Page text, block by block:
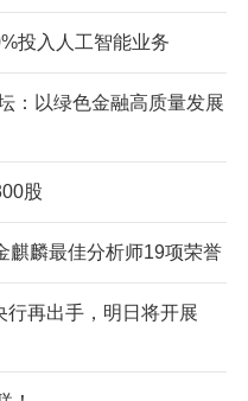
投入人工智能业务
：以绿色金融高质量发展
股
麒麟最佳分析师19项荣誉
行再出手，明日将开展